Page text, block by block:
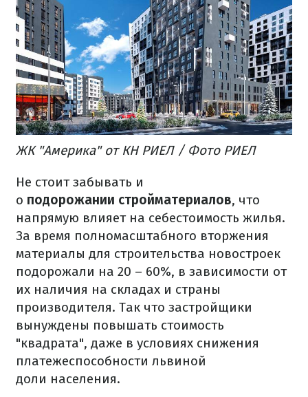
ЖК "Америка" от КН РИЕЛ / Фото РИЕЛ
Не стоит забывать и
о подорожании стройматериалов, что
напрямую влияет на себестоимость жилья.
За время полномасштабного вторжения
материалы для строительства новостроек
подорожали на 20 – 60%, в зависимости от
их наличия на складах и страны
производителя. Так что застройщики
вынуждены повышать стоимость
"квадрата", даже в условиях снижения
платежеспособности львиной
доли населения.